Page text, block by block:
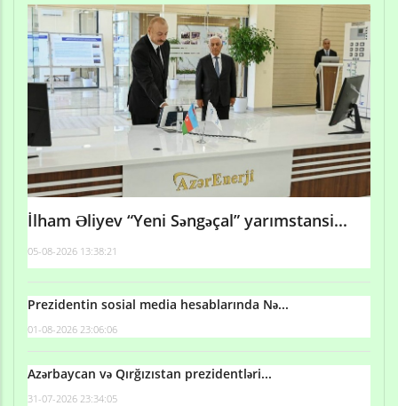
İlham Əliyev “Yeni Səngəçal” yarımstansi...
05-08-2026 13:38:21
Prezidentin sosial media hesablarında Nə...
01-08-2026 23:06:06
Azərbaycan və Qırğızıstan prezidentləri...
31-07-2026 23:34:05